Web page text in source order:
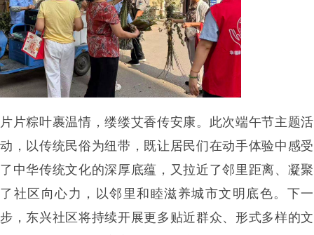
片片粽叶裹温情，缕缕艾香传安康。此次端午节主题活
动，以传统民俗为纽带，既让居民们在动手体验中感受
了中华传统文化的深厚底蕴，又拉近了邻里距离、凝聚
了社区向心力，以邻里和睦滋养城市文明底色。下一
步，东兴社区将持续开展更多贴近群众、形式多样的文